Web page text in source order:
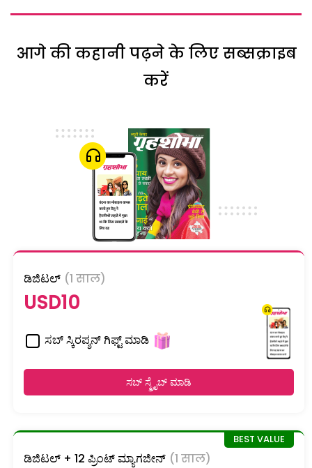
आगे की कहानी पढ़ने के लिए सब्सक्राइब
करें
ಡಿಜಿಟಲ್ (1 साल)
USD10
ಸಬ್ ಸ್ಕಿರಪ್ಶನ್ ಗಿಫ್ಟ್ ಮಾಡಿ
ಸಬ್ ಸ್ಕ್ರೈಬ್ ಮಾಡಿ
ಡಿಜಿಟಲ್ + 12 ಪ್ರಿಂಟ್ ಮ್ಯಾಗಜೀನ್ (1 साल)